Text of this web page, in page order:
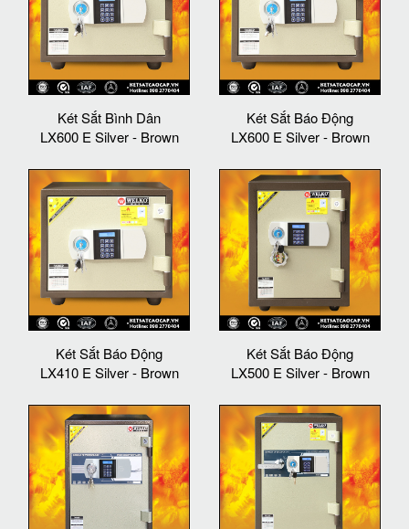
Két Sắt Bình Dân
LX600 E Silver - Brown
Két Sắt Báo Động
LX600 E Silver - Brown
Két Sắt Báo Động
LX410 E Silver - Brown
Két Sắt Báo Động
LX500 E Silver - Brown